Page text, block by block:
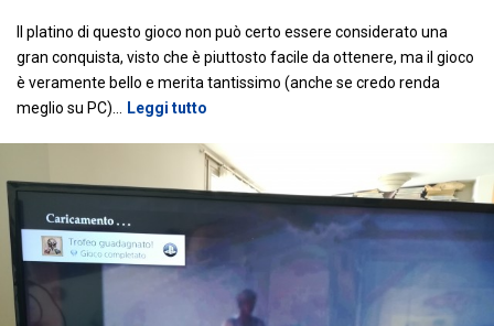
Il platino di questo gioco non può certo essere considerato una
gran conquista, visto che è piuttosto facile da ottenere, ma il gioco
è veramente bello e merita tantissimo (anche se credo renda
meglio su PC)
Leggi tutto